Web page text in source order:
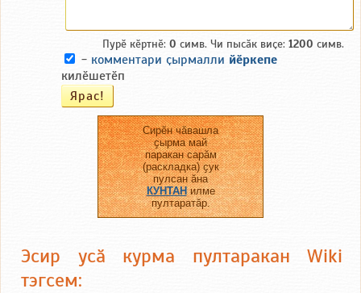
Пурӗ кӗртнӗ: 0 симв. Чи пысӑк виҫе: 1200 симв.
- комментари ҫырмалли йӗркепе
килӗшетӗп
Сирӗн чӑвашла
ҫырма май
паракан сарӑм
(раскладка) ҫук
пулсан ӑна
КУНТАНилме
пултаратӑр.
Эсир усӑ курма пултаракан Wiki
тэгсем: